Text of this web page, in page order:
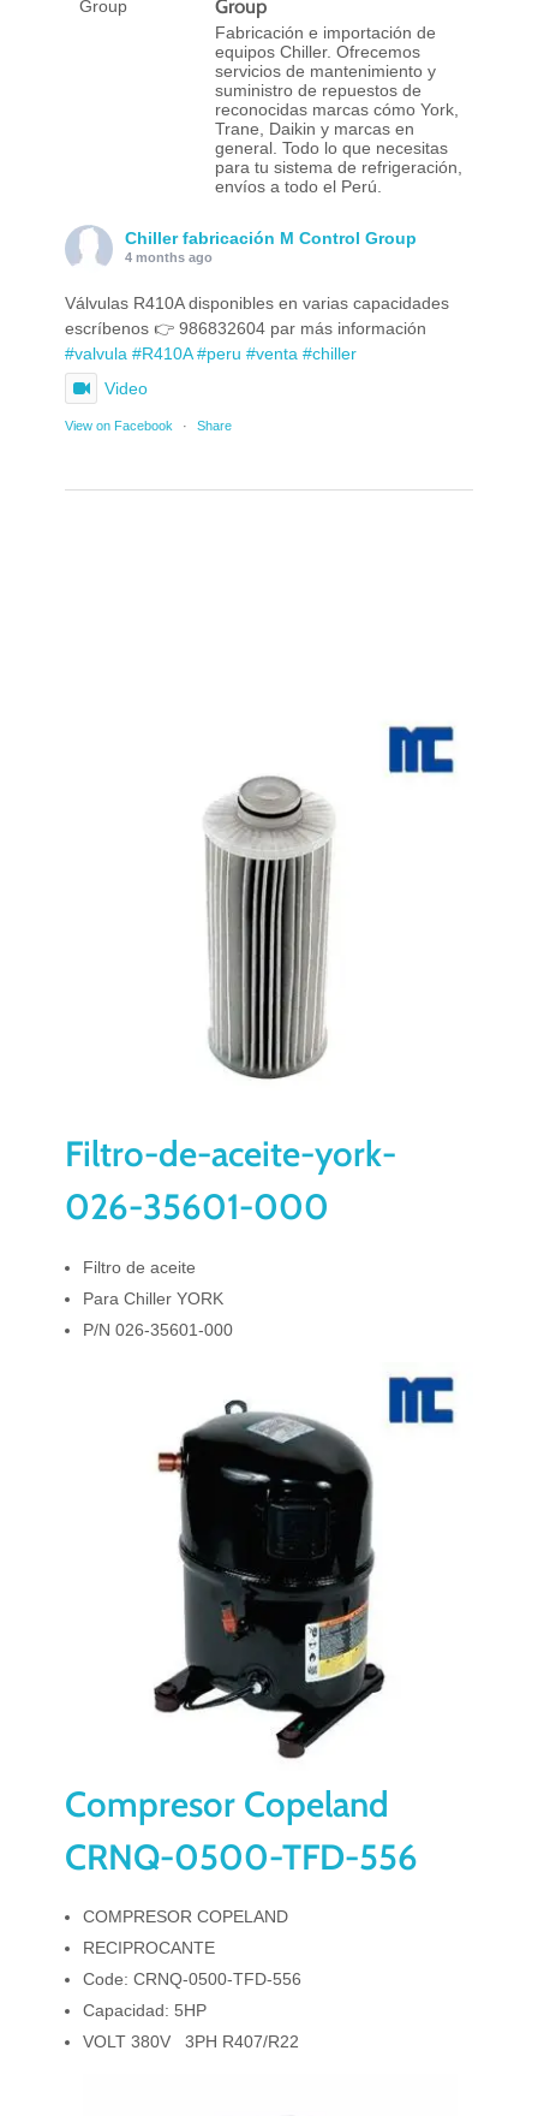
Group
Fabricación e importación de
equipos Chiller. Ofrecemos
servicios de mantenimiento y
suministro de repuestos de
reconocidas marcas cómo York,
Trane, Daikin y marcas en
general. Todo lo que necesitas
para tu sistema de refrigeración,
envíos a todo el Perú.
Chiller fabricación M Control Group
4 months ago
Válvulas R410A disponibles en varias capacidades
escríbenos 👉 986832604 par más información
#valvula #R410A #peru #venta #chiller
Video
View on Facebook · Share
Filtro-de-aceite-york-
026-35601-000
Filtro de aceite
Para Chiller YORK
P/N 026-35601-000
Compresor Copeland
CRNQ-0500-TFD-556
COMPRESOR COPELAND
RECIPROCANTE
Code: CRNQ-0500-TFD-556
Capacidad: 5HP
VOLT 380V 3PH R407/R22